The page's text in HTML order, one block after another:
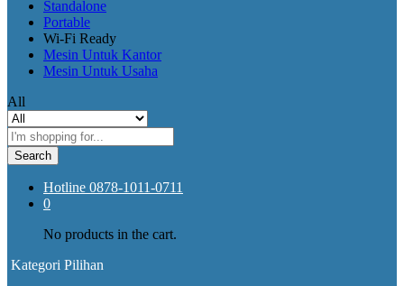
Standalone
Portable
Wi-Fi Ready
Mesin Untuk Kantor
Mesin Untuk Usaha
All
Search
Hotline 0878-1011-0711
0
No products in the cart.
Kategori Pilihan